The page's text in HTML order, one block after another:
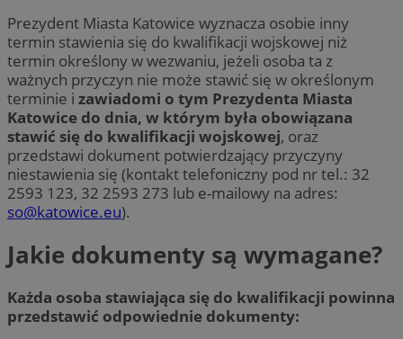
Prezydent Miasta Katowice wyznacza osobie inny
termin stawienia się do kwalifikacji wojskowej niż
termin określony w wezwaniu, jeżeli osoba ta z
ważnych przyczyn nie może stawić się w określonym
terminie i zawiadomi o tym Prezydenta Miasta
Katowice do dnia, w którym była obowiązana
stawić się do kwalifikacji wojskowej, oraz
przedstawi dokument potwierdzający przyczyny
niestawienia się (kontakt telefoniczny pod nr tel.: 32
2593 123, 32 2593 273 lub e-mailowy na adres:
so@katowice.eu).
Jakie dokumenty są wymagane?
Każda osoba stawiająca się do kwalifikacji powinna
przedstawić odpowiednie dokumenty: